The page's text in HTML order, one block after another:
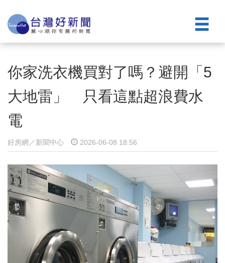
你家洗衣機買對了嗎？避開「5
大地雷」 只看這點超浪費水
電
好房網／新聞中心 2026-06-08 18:56